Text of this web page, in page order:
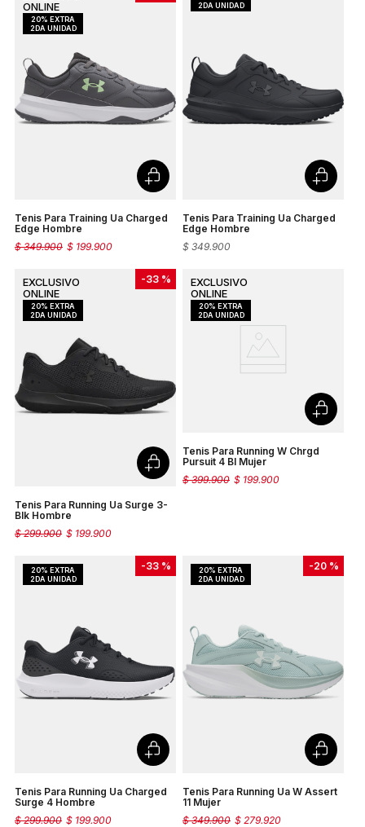
Tenis Para Training Ua Charged
Edge Hombre
$ 199.900
$ 349.900
Tenis Para Training Ua Charged
Edge Hombre
$ 349.900
-33 %
Tenis Para Running Ua Surge 3-
Blk Hombre
$ 199.900
$ 299.900
Tenis Para Running W Chrgd
Pursuit 4 Bl Mujer
$ 199.900
$ 399.900
-33 %
Tenis Para Running Ua Charged
Surge 4 Hombre
$ 199.900
$ 299.900
-20 %
Tenis Para Running Ua W Assert
11 Mujer
$ 279.920
$ 349.900